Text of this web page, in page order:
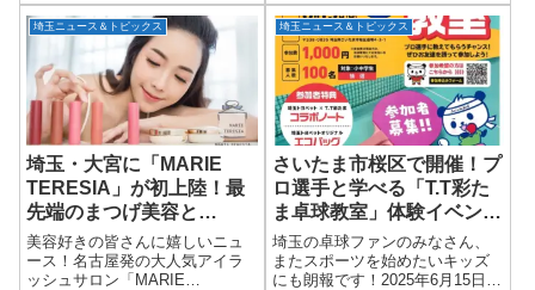
定で、「大宮璃宮 カフェ＆レス
トラン 四季庭」（埼玉県さいた
ー「冷しまぜそば」が、2025年4
月30日（水）より期間限定で販
売されます...
埼玉ニュース＆トピックス
埼玉・大宮に「MARIE
TERESIA」が初上陸！最
先端のまつげ美容と
KINUJO体験が叶う注目ス
ポット
美容好きの皆さんに嬉しいニュ
ース！名古屋発の大人気アイラ
ッシュサロン「MARIE
埼玉ニュース＆トピックス
さいたま市桜区で開催！プ
ロ選手と学べる「T.T彩た
ま卓球教室」体験イベント
2025年6月15日開催決定！
埼玉の卓球ファンのみなさん、
またスポーツを始めたいキッズ
にも朗報です！2025年6月15日